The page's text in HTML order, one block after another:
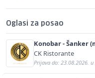
Oglasi za posao
Konobar - Šanker
CK Ristorante
Prijava do: 23.08.2026. u